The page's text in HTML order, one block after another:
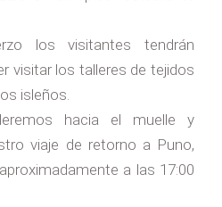
los visitantes tendrán
visitar los talleres de tejidos
isleños.
hacia el muelle y
viaje de retorno a Puno,
a las 17:00